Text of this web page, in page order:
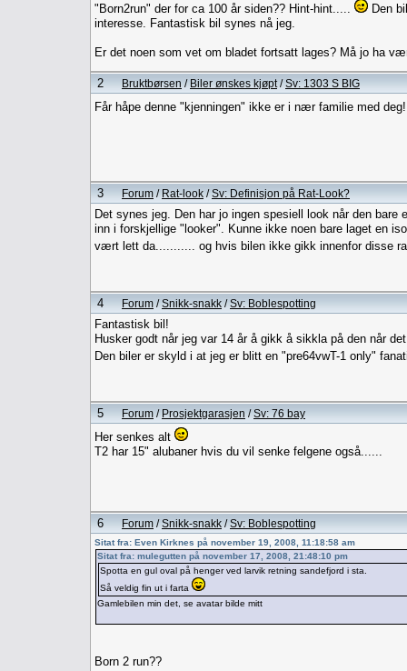
"Born2run" der for ca 100 år siden?? Hint-hint.....
Den
interesse. Fantastisk bil synes nå jeg.
Er det noen som vet om bladet fortsatt lages? Må jo ha
2 Bruktbørsen / Biler ønskes kjøpt/Sv: 1303 S BIG
Får håpe denne "kjenningen" ikke er i nær familie med
3 Forum / Rat-look /Sv: Definisjon på Rat-Look?
Det synes jeg. Den har jo ingen spesiell look når den
inn i forskjellige "looker". Kunne ikke noen bare laget en
vært lett da........... og hvis bilen ikke gikk innenfor disse
4 Forum /Snikk-snakk /Sv: Boblespotting
Fantastisk bil!
Husker godt når jeg var 14 år å gikk å sikkla på den når
Den biler er skyld i at jeg er blitt en "pre64vwT-1 only"
5 Forum / Prosjektgarasjen /Sv: 76 bay
Her senkes alt
T2 har 15" alubaner hvis du vil senke felgene også......
6 Forum /Snikk-snakk /Sv: Boblespotting
Sitat fra: Even Kirknes på november 19, 2008, 11:18:58 am
Sitat fra: mulegutten på november 17, 2008, 21:48:10 pm
Spotta en gul oval på henger ved larvik retning sandefjord i sta.
Så veldig fin ut i farta
Gamlebilen min det, se avatar bilde mitt
Born 2 run??